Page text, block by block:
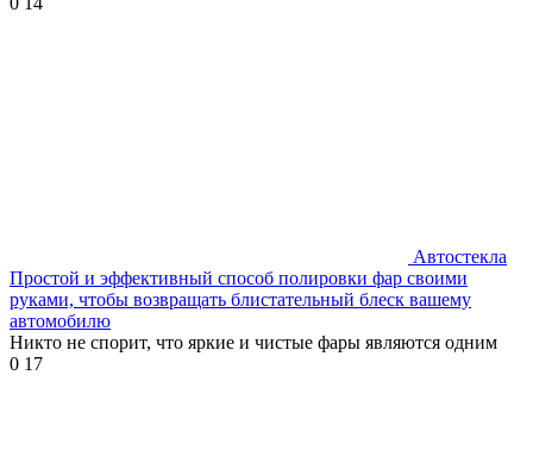
Автостекла
Простой и эффективный способ полировки фар своими
руками, чтобы возвращать блистательный блеск вашему
автомобилю
Никто не спорит, что яркие и чистые фары являются одним
0 17